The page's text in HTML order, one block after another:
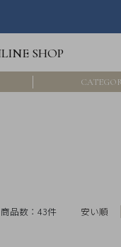
SHOP
商品数：43件 安い順